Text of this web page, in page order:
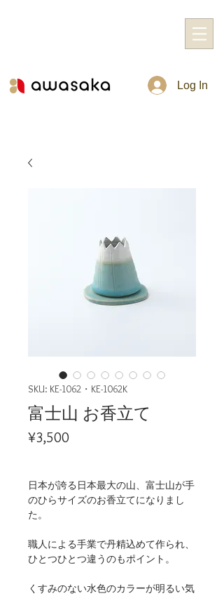
Log In
SKU: KE-1062・KE-1062K
富士山 お香立て
¥3,500
日本が誇る日本最大の山、富士山が手
のひらサイズのお香立てになりまし
た。
職人による手業で丹精込めて作られ、
ひとつひとつ違うのもポイント。
くすみのない水色のカラーが明るい気